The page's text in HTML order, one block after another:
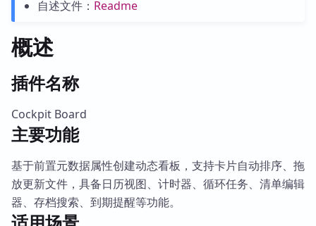
自述文件： Readme
概述
插件名称
Cockpit Board
主要功能
基于前置元数据属性创建动态看板，支持卡片自动排序、拖
放更新文件，具备日历视图、计时器、循环任务、清单编辑
器、存档搜索、到期提醒等功能。